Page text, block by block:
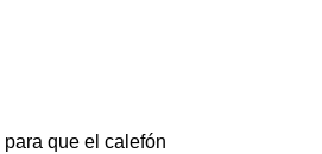
que el calefón